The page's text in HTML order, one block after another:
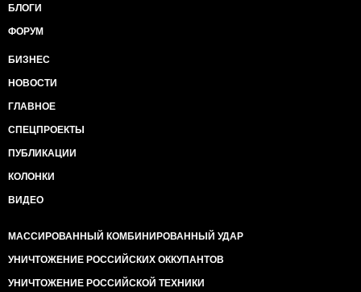
БЛОГИ
ФОРУМ
БИЗНЕС
НОВОСТИ
ГЛАВНОЕ
СПЕЦПРОЕКТЫ
ПУБЛИКАЦИИ
КОЛОНКИ
ВИДЕО
МАССИРОВАННЫЙ КОМБИНИРОВАННЫЙ УДАР
УНИЧТОЖЕНИЕ РОССИЙСКИХ ОККУПАНТОВ
УНИЧТОЖЕНИЕ РОССИЙСКОЙ ТЕХНИКИ